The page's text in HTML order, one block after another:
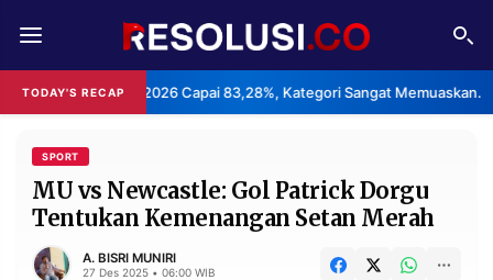
TODAY'S RECAP
Haji 2026 Capai 83,28%, Kategori Sangat Memuaskan. •
REDAKSI TENTANG
RESOLUSI IKLAN
RUBRIKASI
EDITORIAL AKSARA
SPORT
MU vs Newcastle: Gol Patrick Dorgu
Tentukan Kemenangan Setan Merah
A. BISRI MUNIRI
27 Des 2025 • 06:00 WIB